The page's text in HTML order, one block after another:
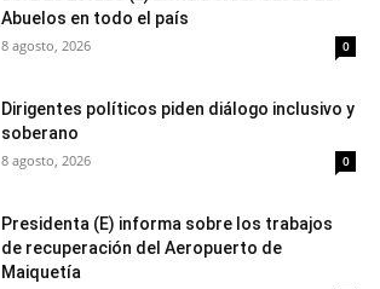
Abuelos en todo el país
8 agosto, 2026 0
Dirigentes políticos piden diálogo inclusivo y
soberano
8 agosto, 2026 0
Presidenta (E) informa sobre los trabajos
de recuperación del Aeropuerto de
Maiquetía